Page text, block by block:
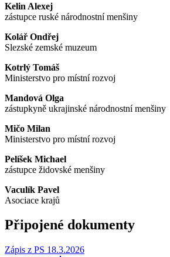
Kelin Alexej
zástupce ruské národnostní menšiny
Kolář Ondřej
Slezské zemské muzeum
Kotrlý Tomáš
Ministerstvo pro místní rozvoj
Mandová Olga
zástupkyně ukrajinské národnostní menšiny
Mičo Milan
Ministerstvo pro místní rozvoj
Pelíšek Michael
zástupce židovské menšiny
Vaculík Pavel
Asociace krajů
Připojené dokumenty
Zápis z PS 18.3.2026